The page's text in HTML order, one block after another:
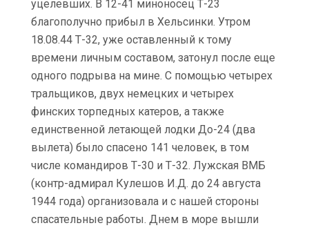
уцелевших. В 12-41 миноносец Т-23
благополучно прибыл в Хельсинки. Утром
18.08.44 Т-32, уже оставленный к тому
времени личным составом, затонул после еще
одного подрыва на мине. С помощью четырех
тральщиков, двух немецких и четырех
финских торпедных катеров, а также
единственной летающей лодки До-24 (два
вылета) было спасено 141 человек, в том
числе командиров Т-30 и Т-32. Лужская ВМБ
(контр-адмирал Кулешов И.Д. до 24 августа
1944 года) организовала и с нашей стороны
спасательные работы. Днем в море вышли